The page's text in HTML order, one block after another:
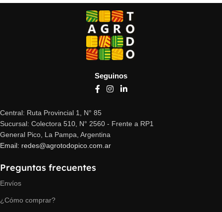
Seguinos
Central: Ruta Provincial 1, N° 85
Sucursal: Colectora 510, N° 2560 - Frente a RP1
General Pico, La Pampa, Argentina
Email: redes@agrotodopico.com.ar
Preguntas frecuentes
Envíos
¿Cómo comprar?